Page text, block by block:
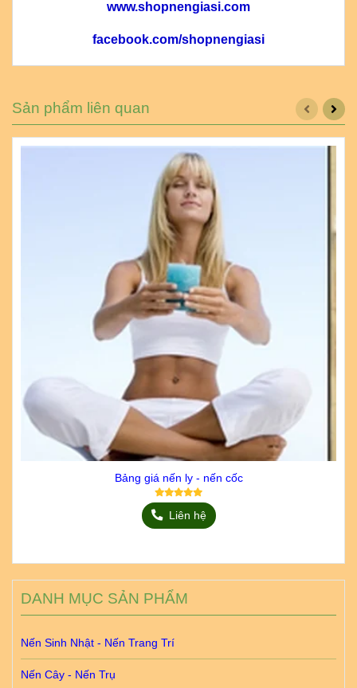
www.shopnengiasi.com
facebook.com/shopnengiasi
Sản phẩm liên quan
Bảng giá nến ly - nến cốc
Liên hệ
DANH MỤC SẢN PHẨM
Nến Sinh Nhật - Nến Trang Trí
Nến Cây - Nến Trụ